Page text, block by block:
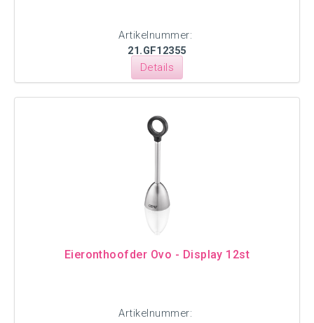
Artikelnummer:
21.GF12355
Details
Eieronthoofder Ovo - Display 12st
Artikelnummer: